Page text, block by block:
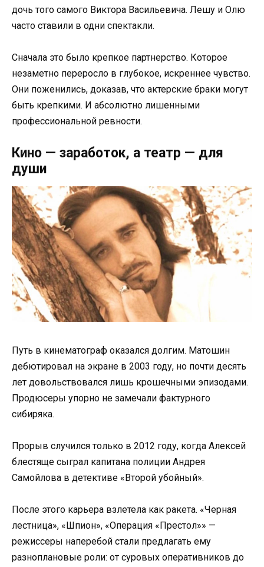
дочь того самого Виктора Васильевича. Лешу и Олю
часто ставили в одни спектакли.
Сначала это было крепкое партнерство. Которое
незаметно переросло в глубокое, искреннее чувство.
Они поженились, доказав, что актерские браки могут
быть крепкими. И абсолютно лишенными
профессиональной ревности.
Кино — заработок, а театр — для
души
Путь в кинематограф оказался долгим. Матошин
дебютировал на экране в 2003 году, но почти десять
лет довольствовался лишь крошечными эпизодами.
Продюсеры упорно не замечали фактурного
сибиряка.
Прорыв случился только в 2012 году, когда Алексей
блестяще сыграл капитана полиции Андрея
Самойлова в детективе «Второй убойный».
После этого карьера взлетела как ракета. «Черная
лестница», «Шпион», «Операция «Престол»» —
режиссеры наперебой стали предлагать ему
разноплановые роли: от суровых оперативников до